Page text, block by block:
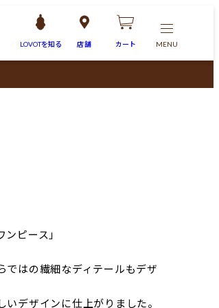
LOVOTを知る 店舗 カート MENU
ピース」
ではの繊細なディテールもデザ
デザインに仕上がりました。